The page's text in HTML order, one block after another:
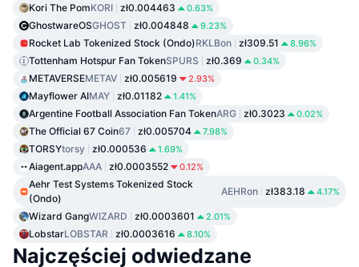
Kori The PomKORI zł0.004463 0.63%
GhostwareOSGHOST zł0.004848 9.23%
Rocket Lab Tokenized Stock (Ondo)RKLBon zł309.51 8.96%
Tottenham Hotspur Fan TokenSPURS zł0.369 0.34%
METAVERSEMETAV zł0.005619 2.93%
Mayflower AIMAY zł0.01182 1.41%
Argentine Football Association Fan TokenARG zł0.3023 0.02%
The Official 67 Coin67 zł0.005704 7.98%
TORSYtorsy zł0.000536 1.69%
Aiagent.appAAA zł0.0003552 0.12%
Aehr Test Systems Tokenized Stock
(Ondo)
AEHRon zł383.18 4.17%
Wizard GangWIZARD zł0.0003601 2.01%
LobstarLOBSTAR zł0.0003616 8.10%
Najczęściej odwiedzane